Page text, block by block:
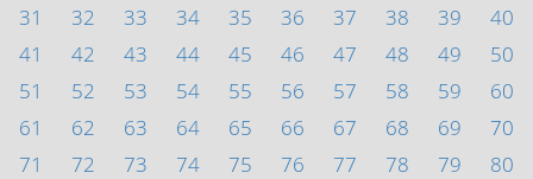
31
32 33 34 35 36 37 38 39
40
41
42 43 44 45 46 47 48 49
50
51
52 53 54 55 56 57 58 59
60
61
62 63 64 65 66 67 68 69
70
71
72 73 74 75 76 77 78 79
80